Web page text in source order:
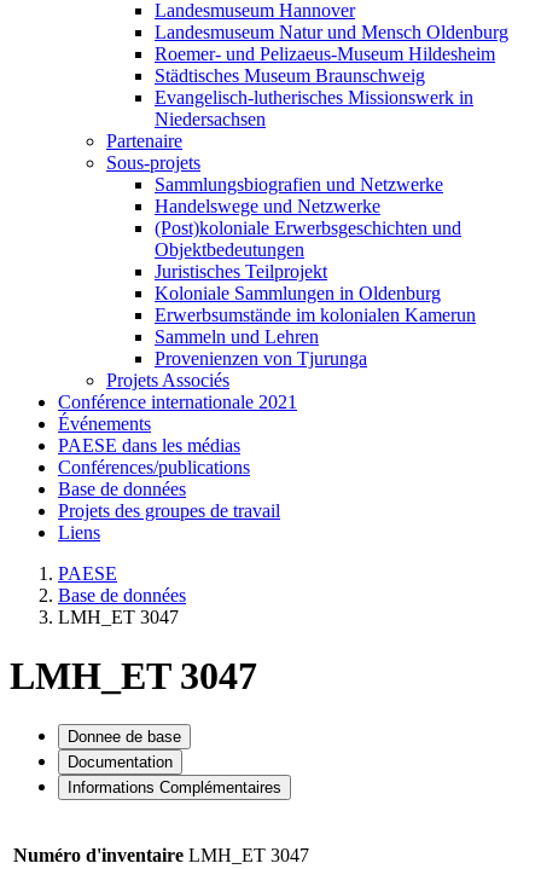
Landesmuseum Hannover
Landesmuseum Natur und Mensch Oldenburg
Roemer- und Pelizaeus-Museum Hildesheim
Städtisches Museum Braunschweig
Evangelisch-lutherisches Missionswerk in
Niedersachsen
Partenaire
Sous-projets
Sammlungsbiografien und Netzwerke
Handelswege und Netzwerke
(Post)koloniale Erwerbsgeschichten und
Objektbedeutungen
Juristisches Teilprojekt
Koloniale Sammlungen in Oldenburg
Erwerbsumstände im kolonialen Kamerun
Sammeln und Lehren
Provenienzen von Tjurunga
Projets Associés
Conférence internationale 2021
Événements
PAESE dans les médias
Conférences/publications
Base de données
Projets des groupes de travail
Liens
PAESE
Base de données
LMH_ET 3047
LMH_ET 3047
Donnee de base
Documentation
Informations Complémentaires
Numéro d'inventaire LMH_ET 3047